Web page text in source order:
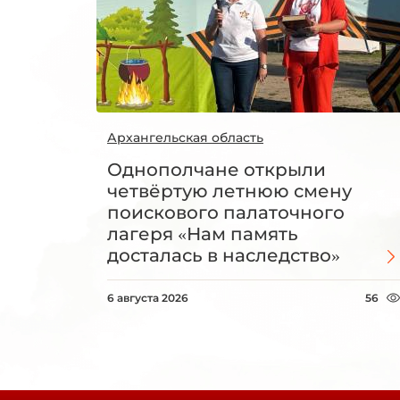
Архангельская область
Однополчане открыли
четвёртую летнюю смену
поискового палаточного
лагеря «Нам память
досталась в наследство»
6 августа 2026 56